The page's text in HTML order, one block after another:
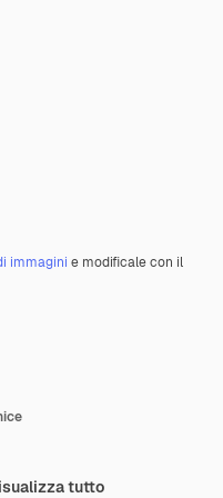
immagini e modificale con il
tutto